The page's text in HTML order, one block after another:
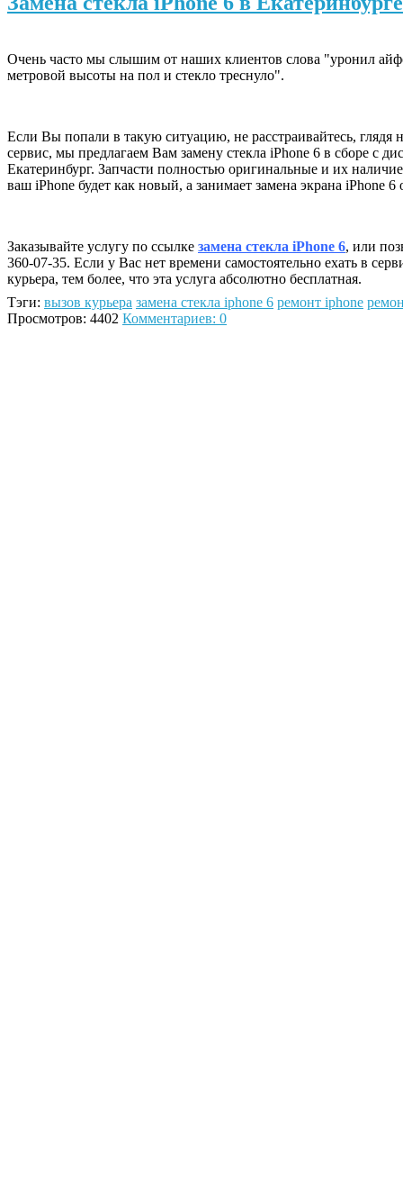
Очень часто мы слышим от наших клиентов слова "уронил
метровой высоты на пол и стекло треснуло".
Если Вы попали в такую ситуацию, не расстраивайтесь,
сервис, мы предлагаем Вам замену стекла iPhone 6 в сборе с
Екатеринбург. Запчасти полностью оригинальные и их
ваш iPhone будет как новый, а занимает замена экрана iPhone 6
Заказывайте услугу по ссылке замена стекла iPhone 6, или
360-07-35. Если у Вас нет времени самостоятельно ехать в
курьера, тем более, что эта услуга абсолютно бесплатная.
Тэги: вызов курьера замена стекла iphone 6 ремонт iphone
Просмотров: 4402 Комментариев: 0